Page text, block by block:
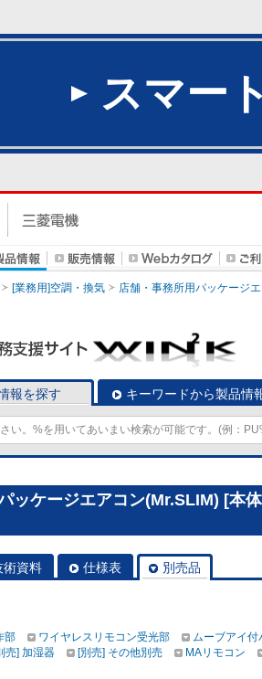
スマー
[業務用]空調・換気 店舗・事務所用パッケージ
報を探す キーワードから製品情
ッケージエアコン(Mr.SLIM) [本
術資料 仕様表 別売品
部 ワイヤレスリモコン受光部
ムーブアイ付
売] 加湿器 [別売] その他別売 MAリモコン